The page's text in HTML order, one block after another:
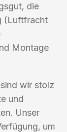
die
(Luftfracht
Montage
wir stolz
und
Unser
um